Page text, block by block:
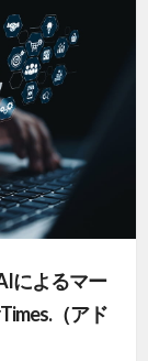
によるマー
（アド